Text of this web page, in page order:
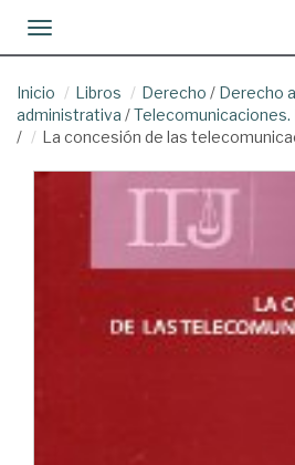
Toggle navigation
Inicio Libros Derecho / Derecho
administrativa /
/
La concesión de las